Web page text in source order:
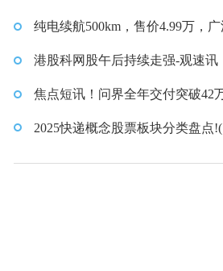
纯电续航500km，售价4.99万，
交朋友？
港股科网股午后持续走强-观速讯
焦点短讯！问界全年交付突破42
车新标杆
2025快递概念股票板块分类盘点